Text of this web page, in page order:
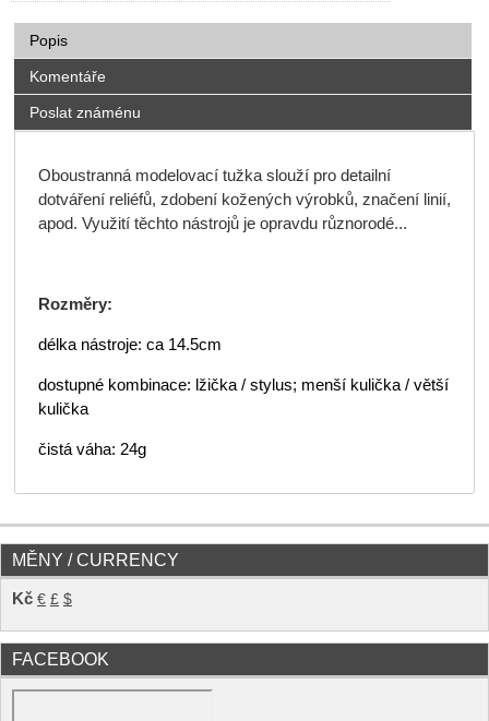
Popis
Komentáře
Poslat známénu
Oboustranná modelovací tužka slouží pro detailní
dotváření reliéfů, zdobení kožených výrobků, značení linií,
apod. Využití těchto nástrojů je opravdu různorodé...
Rozměry:
délka nástroje: ca 14.5cm
dostupné kombinace: lžička / stylus; menší kulička / větší
kulička
čistá váha: 24g
MĚNY / CURRENCY
Kč € £ $
FACEBOOK